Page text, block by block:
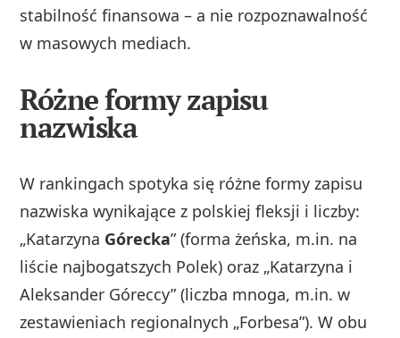
stabilność finansowa – a nie rozpoznawalność
w masowych mediach.
Różne formy zapisu
nazwiska
W rankingach spotyka się różne formy zapisu
nazwiska wynikające z polskiej fleksji i liczby:
„Katarzyna Górecka” (forma żeńska, m.in. na
liście najbogatszych Polek) oraz „Katarzyna i
Aleksander Góreccy” (liczba mnoga, m.in. w
zestawieniach regionalnych „Forbesa”). W obu